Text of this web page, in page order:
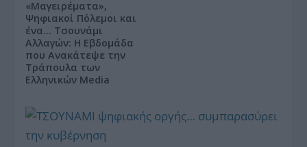
«Μαγειρέματα»,
Ψηφιακοί Πόλεμοι και
ένα… Τσουνάμι
Αλλαγών: Η Εβδομάδα
που Ανακάτεψε την
Τράπουλα των
Ελληνικών Media